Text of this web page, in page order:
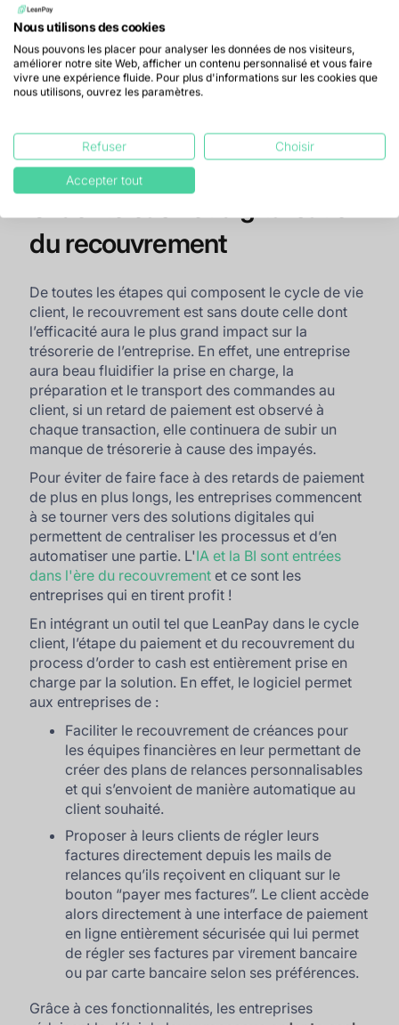
Un processusorder to cashde qualité joue sur la
satisfaction des clients. Lorsque toutes les étapes
s’enchaînent avec fluidité, du passage de la
commande, au paiement de celle-ci et ce, sans
sa fidélisation.
du recouvrement
De toutes les étapes qui composent le cycle de vie
client, le recouvrement est sans doute celle dont
l’efficacité aura le plus grand impact sur la
trésorerie de l’entreprise. En effet, une entreprise
aura beau fluidifier la prise en charge, la
préparation et le transport des commandes au
client, si un retard de paiement est observé à
chaque transaction, elle continuera de subir un
manque de trésorerie à cause des impayés.
Pour éviter de faire face à des retards de paiement
de plus en plus longs, les entreprises commencent
à se tourner vers des solutions digitales qui
permettent de centraliser les processus et d’en
automatiser une partie. L'IA et la BI sont entrées
dans l'ère du recouvrement et ce sont les
entreprises qui en tirent profit !
En intégrant un outil tel que LeanPay dans le cycle
client, l’étape du paiement et du recouvrement du
process d’order to cash est entièrement prise en
charge par la solution. En effet, le logiciel permet
aux entreprises de :
Faciliter le recouvrement de créances pour
les équipes financières en leur permettant de
créer des plans de relances personnalisables
et qui s’envoient de manière automatique au
client souhaité.
Proposer à leurs clients de régler leurs
factures directement depuis les mails de
relances qu’ils reçoivent en cliquant sur le
bouton “payer mes factures”. Le client accède
alors directement à une interface de paiement
en ligne entièrement sécurisée qui lui permet
de régler ses factures par virement bancaire
ou par carte bancaire selon ses préférences.
Grâce à ces fonctionnalités, les entreprises
Nous utilisons des cookies
Nous pouvons les placer pour analyser les données de nos visiteurs,
améliorer notre site Web, afficher un contenu personnalisé et vous faire
vivre une expérience fluide. Pour plus d'informations sur les cookies que
nous utilisons, ouvrez les paramètres.
Refuser Choisir
Accepter tout